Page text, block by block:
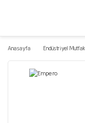
Anasayfa Endüstriyel Mutfak